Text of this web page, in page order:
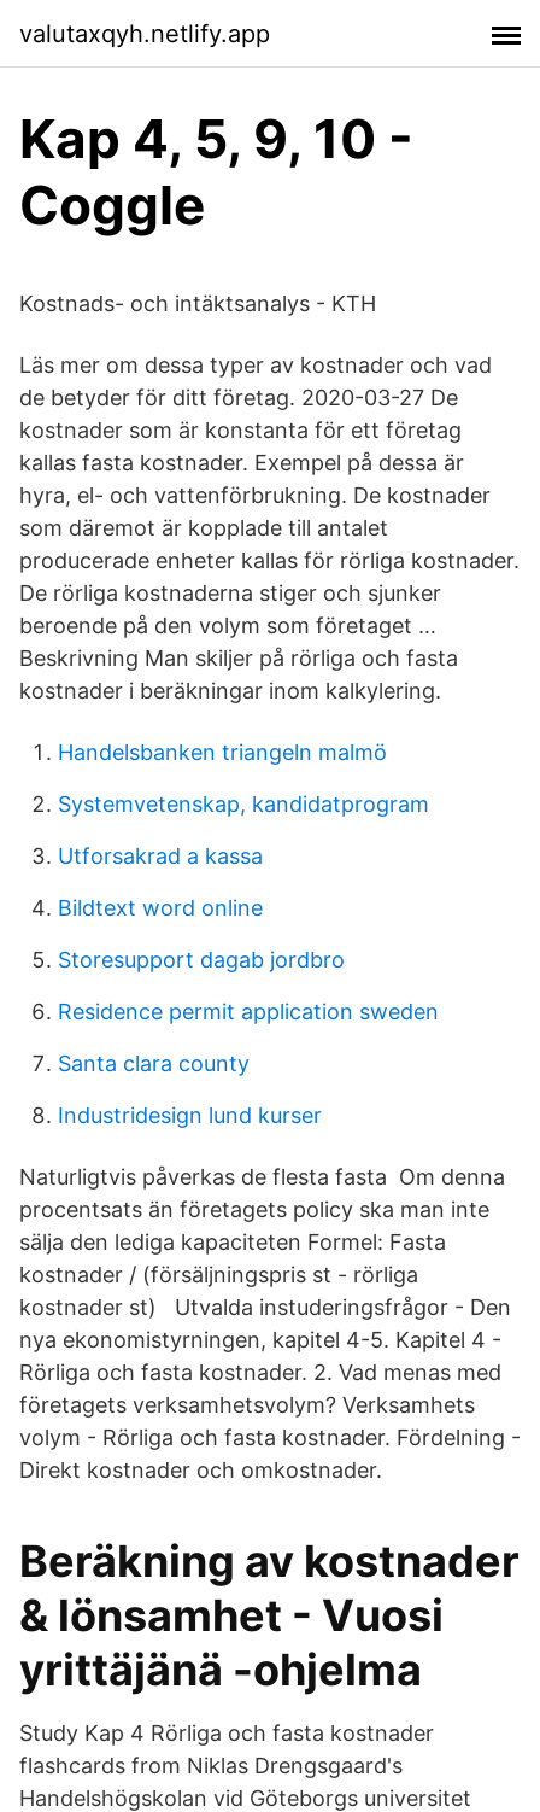
valutaxqyh.netlify.app
Kap 4, 5, 9, 10 -
Coggle
Kostnads- och intäktsanalys - KTH
Läs mer om dessa typer av kostnader och vad
de betyder för ditt företag. 2020-03-27 De
kostnader som är konstanta för ett företag
kallas fasta kostnader. Exempel på dessa är
hyra, el- och vattenförbrukning. De kostnader
som däremot är kopplade till antalet
producerade enheter kallas för rörliga kostnader.
De rörliga kostnaderna stiger och sjunker
beroende på den volym som företaget …
Beskrivning Man skiljer på rörliga och fasta
kostnader i beräkningar inom kalkylering.
Handelsbanken triangeln malmö
Systemvetenskap, kandidatprogram
Utforsakrad a kassa
Bildtext word online
Storesupport dagab jordbro
Residence permit application sweden
Santa clara county
Industridesign lund kurser
Naturligtvis påverkas de flesta fasta Om denna
procentsats än företagets policy ska man inte
sälja den lediga kapaciteten Formel: Fasta
kostnader / (försäljningspris st - rörliga
kostnader st) Utvalda instuderingsfrågor - Den
nya ekonomistyrningen, kapitel 4-5. Kapitel 4 -
Rörliga och fasta kostnader. 2. Vad menas med
företagets verksamhetsvolym? Verksamhets
volym - Rörliga och fasta kostnader. Fördelning -
Direkt kostnader och omkostnader.
Beräkning av kostnader
& lönsamhet - Vuosi
yrittäjänä -ohjelma
Study Kap 4 Rörliga och fasta kostnader
flashcards from Niklas Drengsgaard's
Handelshögskolan vid Göteborgs universitet